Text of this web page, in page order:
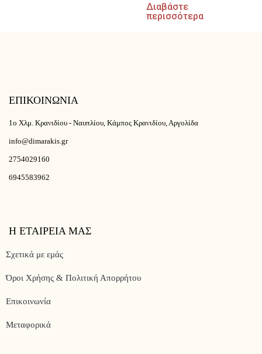
Διαβάστε
περισσότερα
ΕΠΙΚΟΙΝΩΝΙΑ
1ο Χλμ. Κρανιδίου - Ναυπλίου, Κάμπος Κρανιδίου, Αργολίδα
info@dimarakis.gr
2754029160
6945583962
Η ΕΤΑΙΡΕΙΑ ΜΑΣ
Σχετικά με εμάς
Όροι Χρήσης & Πολιτική Απορρήτου
Επικοινωνία
Μεταφορικά